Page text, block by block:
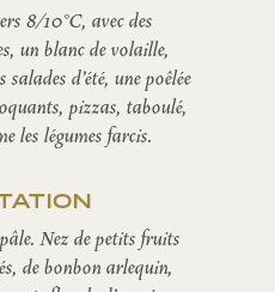
8/10°C, avec des
un blanc de volaille,
salades d’été, une poêlée
pizzas, taboulé,
les légumes farcis.
Nez de petits fruits
de bonbon arlequin,